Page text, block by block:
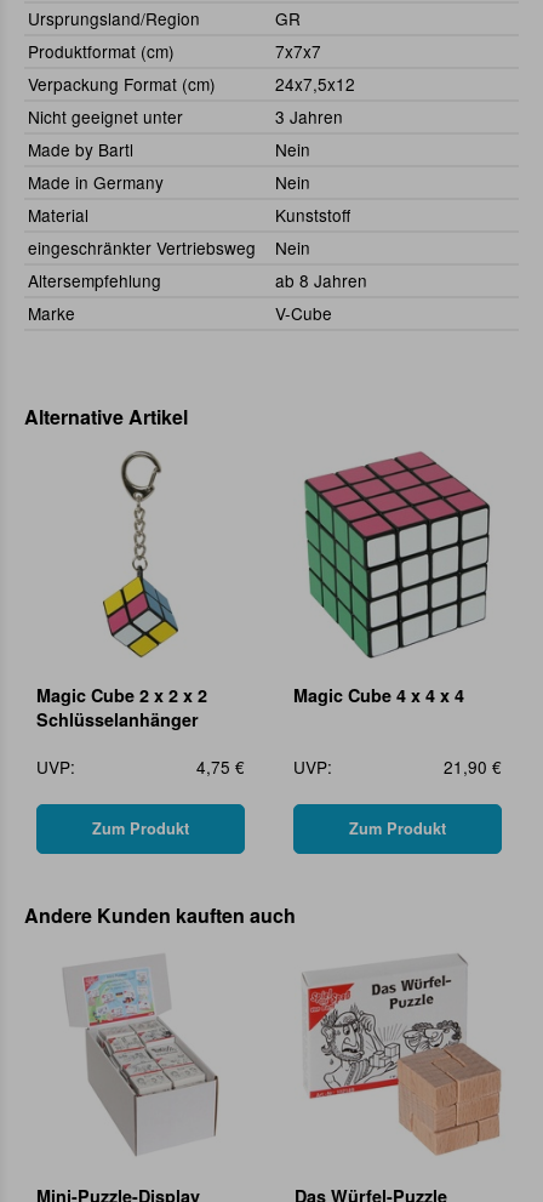
Ursprungsland/Region
GR
Produktformat (cm)
7x7x7
Verpackung Format (cm)
24x7,5x12
Nicht geeignet unter
3 Jahren
Made by Bartl
Nein
Made in Germany
Nein
Material
Kunststoff
eingeschränkter Vertriebsweg
Nein
Altersempfehlung
ab 8 Jahren
Marke
V-Cube
Alternative Artikel
Magic Cube 2 x 2 x 2
Schlüsselanhänger
UVP:
4,75 €
Zum Produkt
Magic Cube 4 x 4 x 4
UVP: 21,90 €
Zum Produkt
Andere Kunden kauften auch
Mini-Puzzle-Display Das Würfel-Puzzle